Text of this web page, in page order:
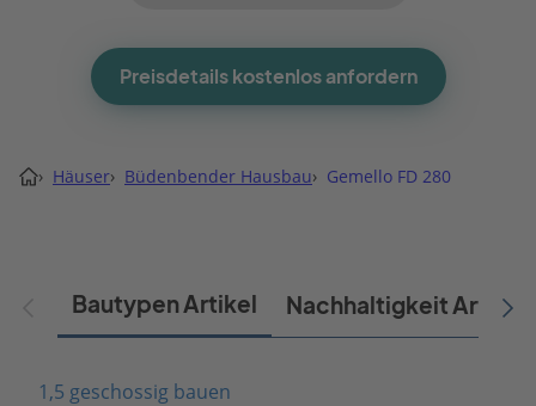
Preisdetails kostenlos anfordern
› Häuser› Büdenbender Hausbau› Gemello FD 280
Bautypen Artikel Nachhaltigkeit Artikel
1,5 geschossig bauen